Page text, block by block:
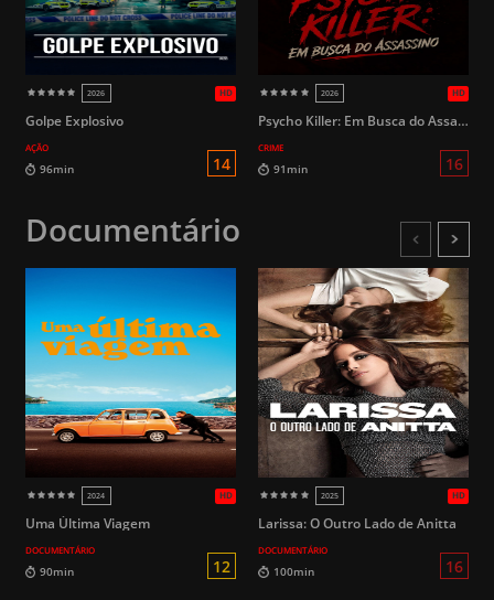
HD
2026
16
Golpe Explosivo
AÇÃO
Psycho Killer: Em Busca do Assassino
CRIME
Documentário
Uma Última Viagem
DOCUMENTÁRIO
Larissa: O Outro Lado de Anitta
DOCUMENTÁRIO